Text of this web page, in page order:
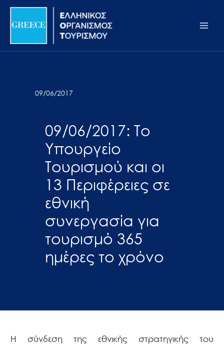
Σημείωση:
ιστότοπος
προσβασιμότητας.
Μετάβαση
περιεχόμενο
09/06/2017
09/06/2017: Το
Υπουργείο
Τουρισμού και οι
13 Περιφέρειες σε
εθνική
συνεργασία για
τουρισμό 365
ημέρες το χρόνο
Η σύνδεση της εθνικής στρατηγικής του